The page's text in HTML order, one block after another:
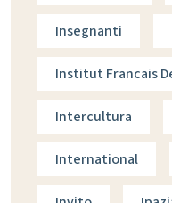
Insegnanti
Institut Francais
Intercultura
International